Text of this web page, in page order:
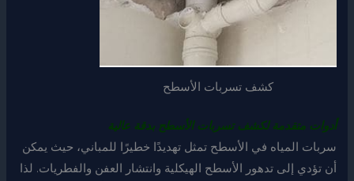
كشف تسربات الأسطح
أدوات متقدمة لكشف تسربات الأسطح بدقة عالية
سربات المياه في الأسطح تمثل تهديدًا خطيرًا للمباني، حيث يمكن
أن تؤدي إلى تدهور الأسطح الهيكلية وانتشار العفن والفطريات. لذا